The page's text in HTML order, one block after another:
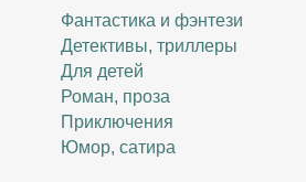
Фантастика и фэнтези
Детективы, триллеры
Для детей
Роман, проза
Приключения
Юмор, сатира